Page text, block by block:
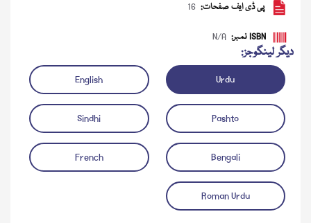
ڈاؤن لوڈ کریں آڈیو چلائیں
پی ڈی ایف صفحات: 16
ISBN نمبر: N/A
دیگر لینگوجز:
Urdu
English
Pashto
Sindhi
Bengali
French
Roman Urdu